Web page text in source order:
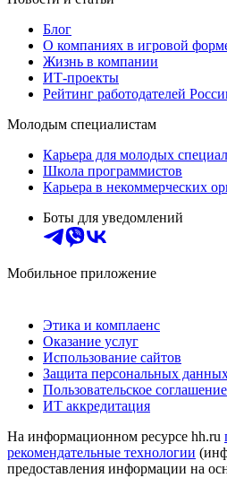
Блог
О компаниях в игровой
Жизнь в компании
ИТ-проекты
Рейтинг работодателей
Молодым специалистам
Карьера для молодых
Школа программистов
Карьера в некоммерческих
Боты для уведомлений
Мобильное приложение
Этика и комплаенс
Оказание услуг
Использование сайтов
Защита персональных
Пользовательское соглашение
ИТ аккредитация
На информационном ресурсе hh.ru
рекомендательные технологии
предоставления информации на